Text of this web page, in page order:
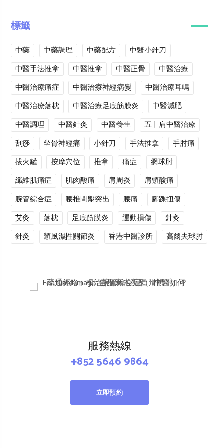
標籤
中藥 中藥調理 中藥配方
中醫小針刀
中醫手法推拿
中醫推拿 中醫正骨
中醫治療
中醫治療痛症
中醫治療神經病變
中醫治療耳鳴
中醫治療落枕
中醫治療足底筋膜炎
中醫減肥
中醫調理
中醫針灸 中醫養生
五十肩中醫治療
刮痧
坐骨神經痛 小針刀 手法推拿
手肘痛
拔火罐
按摩穴位 推拿 痛症
網球肘
纖維肌痛症
肌肉酸痛 肩周炎
肩頸酸痛
腕管綜合症
腰椎間盤突出 腰痛
腳踝扭傷
艾灸
落枕 足底筋膜炎 運動損傷
針灸
針灸
類風濕性關節炎 香港中醫診所 高爾夫球肘
服務熱線
+852 5646 9864
立即預約